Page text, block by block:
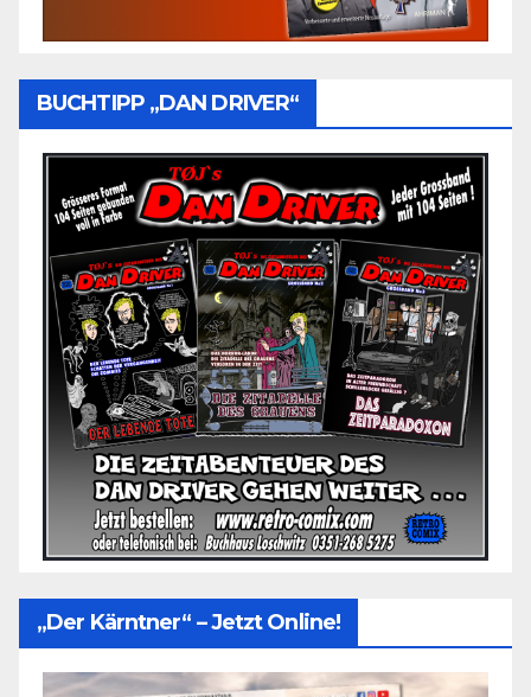
BUCHTIPP „DAN DRIVER“
„Der Kärntner“ – Jetzt Online!